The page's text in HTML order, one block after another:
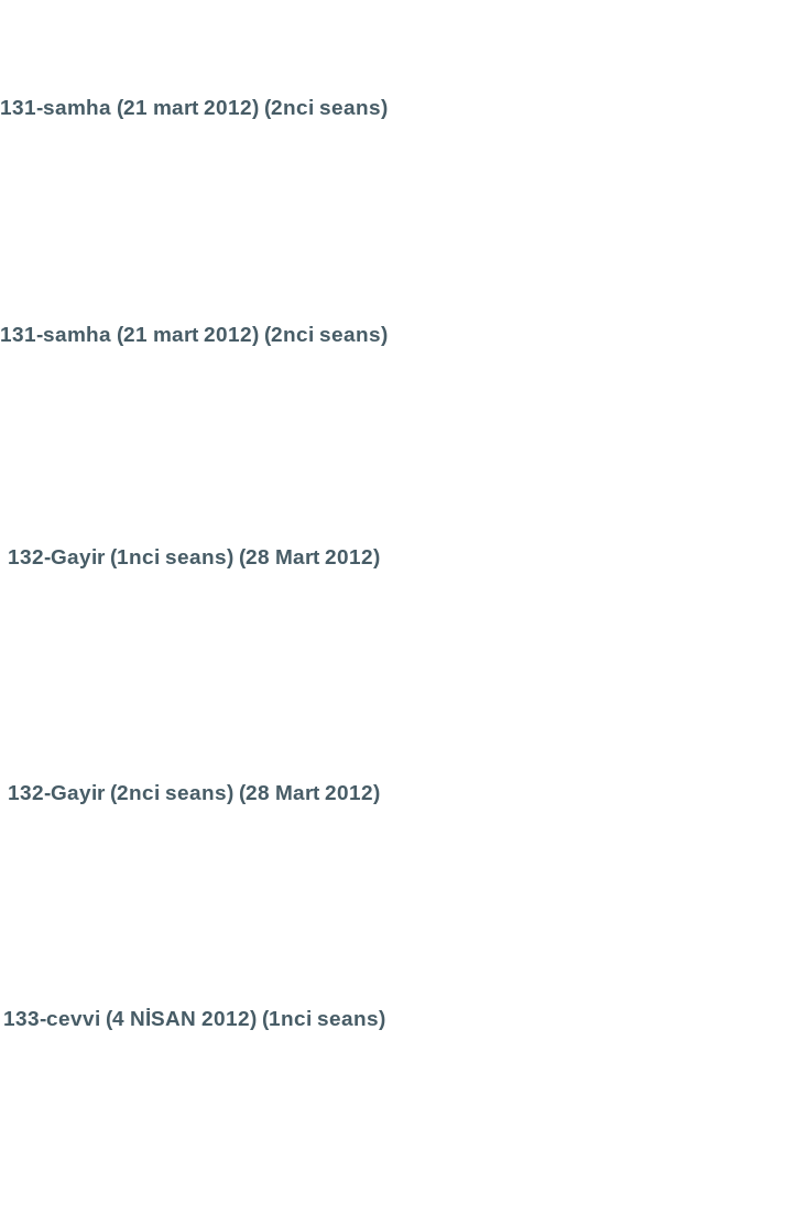
131-samha (21 mart 2012) (2nci seans)
131-samha (21 mart 2012) (2nci seans)
132-Gayir (1nci seans) (28 Mart 2012)
132-Gayir (2nci seans) (28 Mart 2012)
133-cevvi (4 NİSAN 2012) (1nci seans)